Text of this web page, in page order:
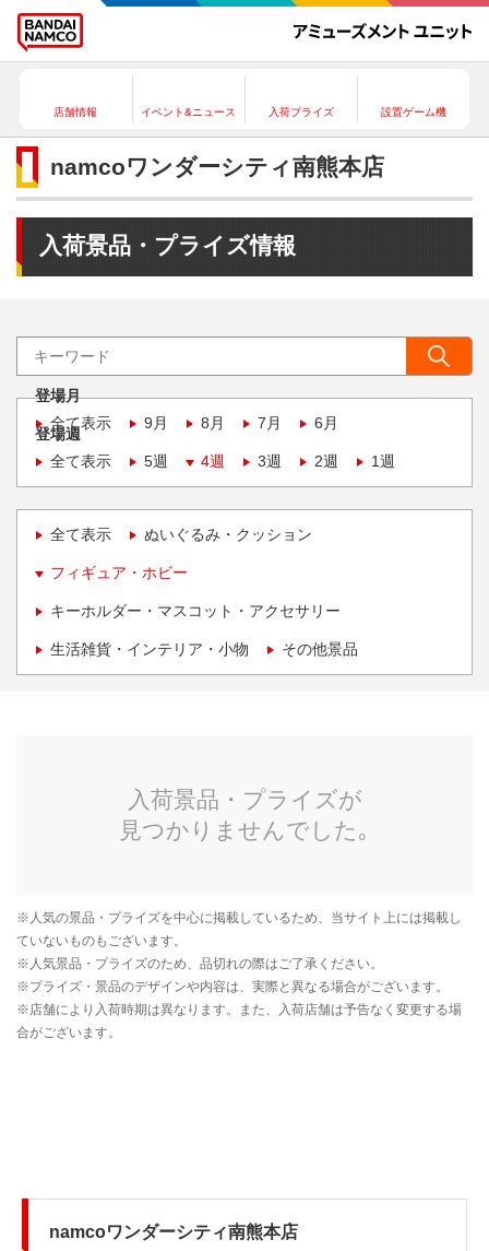
店舗情報 イベント&ニュース 入荷プライズ 設置ゲーム機
namcoワンダーシティ南熊本店
入荷景品・プライズ情報
登場月
全て表示
9月 8月 7月 6月
登場週
全て表示
5週 4週 3週 2週 1週
全て表示 ぬいぐるみ・クッション
フィギュア・ホビー
キーホルダー・マスコット・アクセサリー
生活雑貨・インテリア・小物 その他景品
namcoワンダーシティ南熊本店